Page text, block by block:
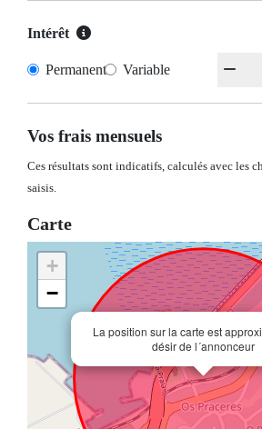
Intérêt
Permanent Variable
Vos frais mensuels
Ces résultats sont indicatifs, calculés avec les
saisis.
Carte
La position sur la carte est
désir de l´annonceur
+
−